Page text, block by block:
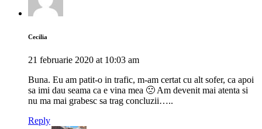
Cecilia
21 februarie 2020 at 10:03 am
Buna. Eu am patit-o in trafic, m-am certat cu alt sofer, ca apoi
sa imi dau seama ca e vina mea 🙁 Am devenit mai atenta si
nu ma mai grabesc sa trag concluzii…..
Reply